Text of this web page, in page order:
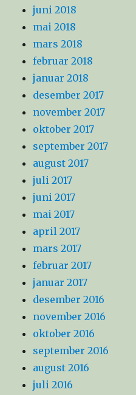
juni 2018
mai 2018
mars 2018
februar 2018
januar 2018
desember 2017
november 2017
oktober 2017
september 2017
august 2017
juli 2017
juni 2017
mai 2017
april 2017
mars 2017
februar 2017
januar 2017
desember 2016
november 2016
oktober 2016
september 2016
august 2016
juli 2016